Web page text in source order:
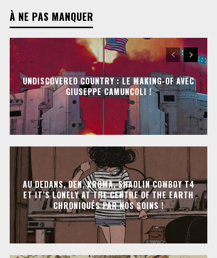
À NE PAS MANQUER
UNDISCOVERED COUNTRY : LE MAKING-OF AVEC
GIUSEPPE CAMUNCOLI !
AU DEDANS, DEN, KROMA, SHAOLIN COWBOY T4
ET IT’S LONELY AT THE CENTRE OF THE EARTH
CHRONIQUÉS PAR NOS SOINS !